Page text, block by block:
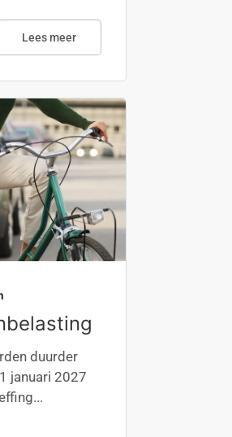
Lees meer
duurder
januari 2027